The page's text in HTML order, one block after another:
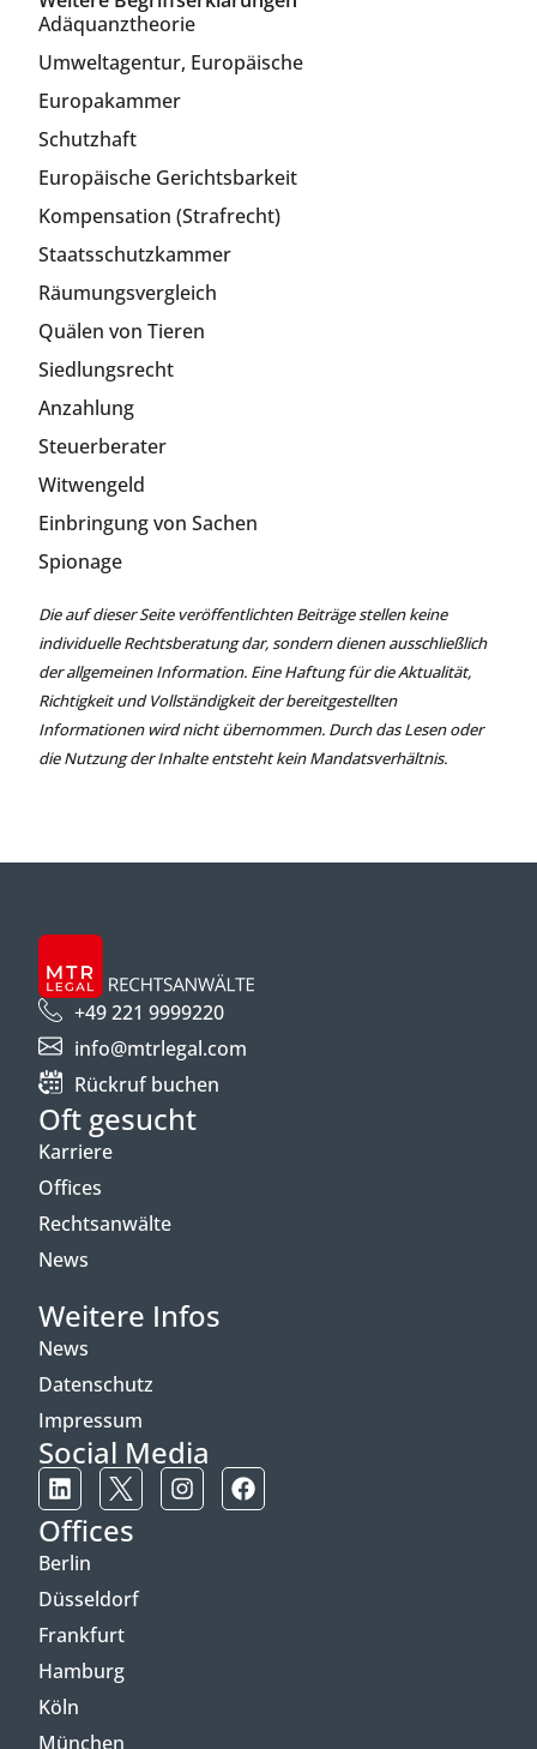
Adäquanztheorie
Umweltagentur, Europäische
Europakammer
Schutzhaft
Europäische Gerichtsbarkeit
Kompensation (Strafrecht)
Staatsschutzkammer
Räumungsvergleich
Quälen von Tieren
Siedlungsrecht
Anzahlung
Steuerberater
Witwengeld
Einbringung von Sachen
Spionage
Die auf dieser Seite veröffentlichten Beiträge stellen keine
individuelle Rechtsberatung dar, sondern dienen ausschließlich
der allgemeinen Information. Eine Haftung für die Aktualität,
Richtigkeit und Vollständigkeit der bereitgestellten
Informationen wird nicht übernommen. Durch das Lesen oder
die Nutzung der Inhalte entsteht kein Mandatsverhältnis.
+49 221 9999220
info@mtrlegal.com
Rückruf buchen
Oft gesucht
Karriere
Offices
Rechtsanwälte
News
Weitere Infos
News
Datenschutz
Impressum
Social Media
Offices
Berlin
Düsseldorf
Frankfurt
Hamburg
Köln
München